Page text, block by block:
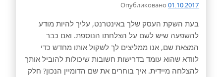
Опубликовано 01.10.2017
בעת השקת העסק שלך באינטרנט, עליך להיות מודע
להשפעה שיש לשם על הצלחתו הנוספת. ואם כבר
המצאת שם, אנו ממליצים לך לשקול אותו מחדש כדי
לוודא שהוא עומד בדרישות חשובות שיכולות להוביל אותך
להצלחה מיידית. איך בוחרים את שם הדומיין הנכון? חלק